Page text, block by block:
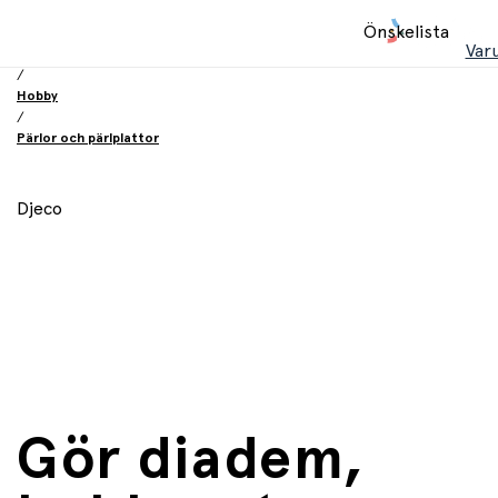
Önskelista
/
Hobby
/
Pärlor och pärlplattor
Djeco
Gör diadem,